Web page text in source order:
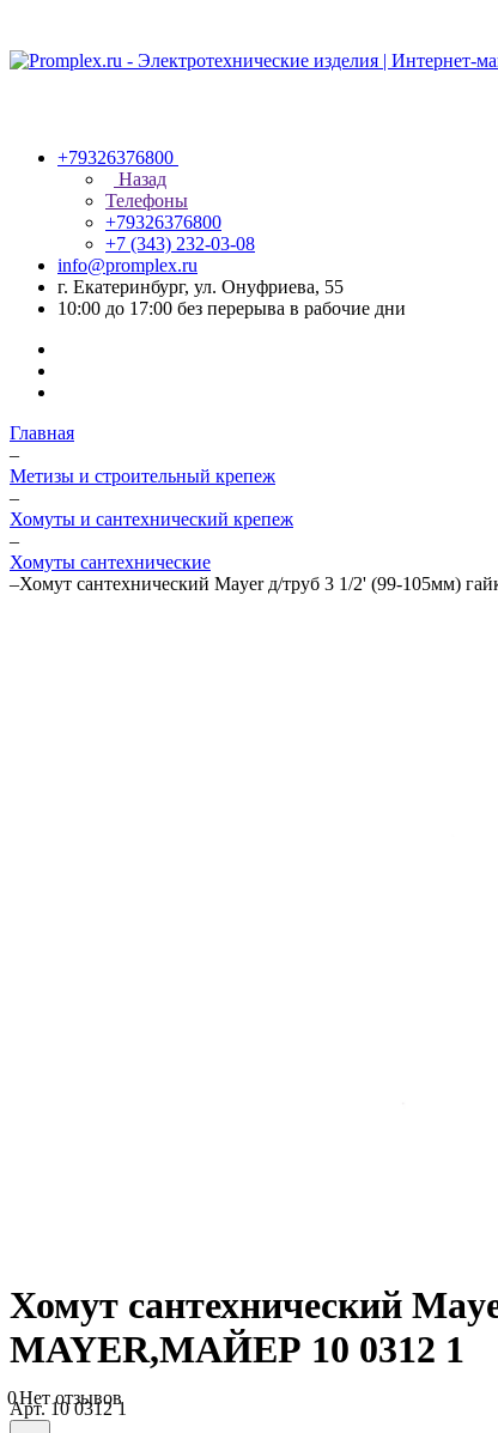
+79326376800
Назад
Телефоны
+79326376800
+7 (343) 232-03-08
info@promplex.ru
г. Екатеринбург, ул. Онуфриева, 55
10:00 до 17:00 без перерыва в рабочие дни
Главная
–
Метизы и строительный крепеж
–
Хомуты и сантехнический крепеж
–
Хомуты сантехнические
–Хомут сантехнический Mayer д/труб 3 1/2' (99-105мм)
Хомут сантехнический
MAYER,МАЙЕР 10 0312 1
0Нет отзывов
Арт.10 0312 1